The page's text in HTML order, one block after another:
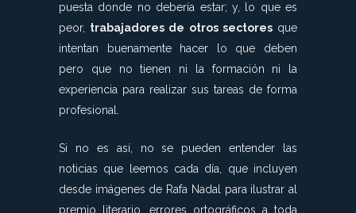
puesta donde no debería estar; y, lo que es
peor, trabajadores de otros sectoresque
intentan buenamente hacer lo que deben
pero que no tienen ni la formación ni la
experiencia para realizar sus tareas de forma
profesional.
Si no es así, no se pueden entender las
noticias que leemos cada día, que incluyen
desde imágenes de Rafa Nadal para ilustrar al
premio literario, errores ortográficos a toda